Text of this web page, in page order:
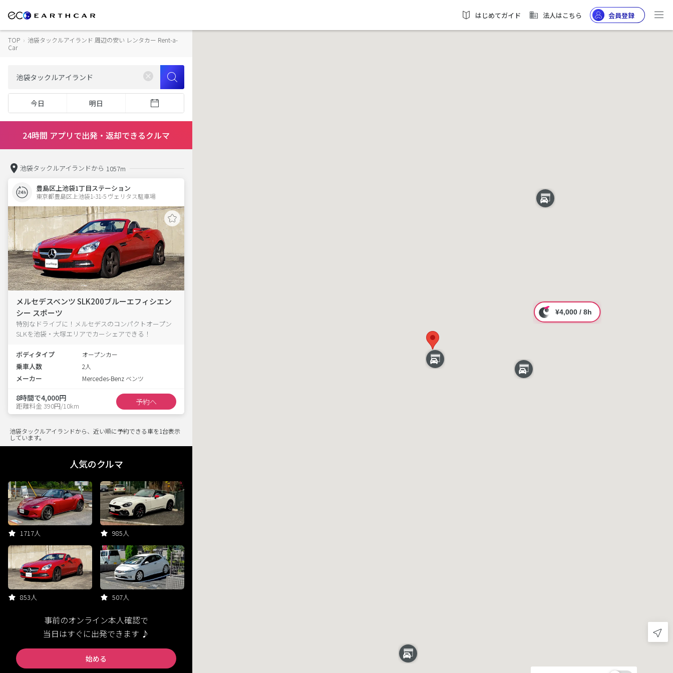
はじめてガイド 法人はこちら 会員登録
TOP › 池袋タックルアイランド 周辺の安い レンタカー Rent-a-
Car
今日 明日
24時間 アプリで出発・返却できるクルマ
池袋タックルアイランドから 1057m
豊島区上池袋1丁目ステーション
東京都豊島区上池袋1-31-5 ヴェリタス駐車場
メルセデスベンツ SLK200ブルーエフィシエン
シー スポーツ
特別なドライブに！メルセデスのコンパクトオープン
SLKを池袋・大塚エリアでカーシェアできる！
ボディタイプ オープンカー
乗車人数 2人
メーカー Mercedes-Benz ベンツ
8時間で4,000円
距離料金 390円/10km 予約へ
池袋タックルアイランドから、近い順に予約できる車を1台表示
しています。
人気のクルマ
1717人 985人
853人 507人
事前のオンライン本人確認で
当日はすぐに出発できます ♪
始める